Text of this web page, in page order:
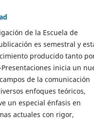
de la Escuela de
es semestral y
producido tanto
inicia un
de la comunicación
enfoques teóricos,
un especial énfasis en
actuales con rigor,